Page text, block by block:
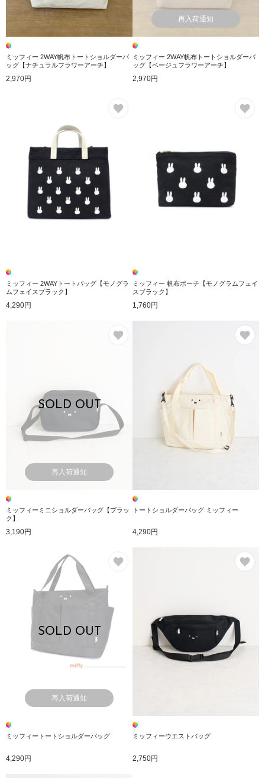
ミッフィー 2WAY帆布トートショルダーバ
ッグ【ナチュラルフラワーアーチ】
2,970円
再入荷通知
ミッフィー 2WAY帆布トートショルダーバ
ッグ【ベージュフラワーアーチ】
2,970円
ミッフィー 2WAYトートバッグ【モノグラ
ムフェイスブラック】
4,290円
ミッフィー 帆布ポーチ【モノグラムフェイ
スブラック】
1,760円
SOLD OUT
再入荷通知
ミッフィーミニショルダーバッグ【ブラッ
ク】
3,190円
トートショルダーバッグ ミッフィー
4,290円
SOLD OUT
再入荷通知
ミッフィートートショルダーバッグ
4,290円
ミッフィーウエストバッグ
2,750円